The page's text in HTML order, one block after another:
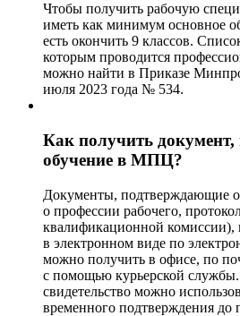
Чтобы получить рабочую
иметь как минимум основное
есть окончить 9 классов.
которым проводится
можно найти в Приказе
июля 2023 года № 534.
Как получить
обучение в МПЦ?
Документы, подтверждающие
о профессии рабочего,
квалификационной комиссии),
в электронном виде по
можно получить в офисе, по
с помощью курьерской
свидетельство можно
временного подтверждения до